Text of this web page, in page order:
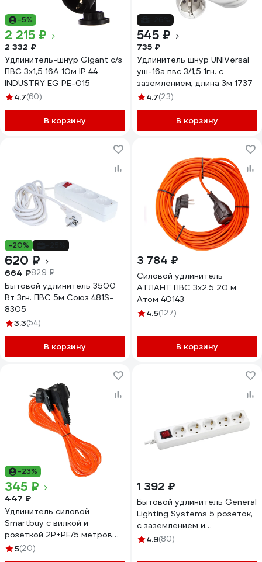
-5%
2 215 ₽
2 332 ₽
Удлинитель-шнур Gigant с/з
ПВС 3х1,5 16A 10м IP 44
INDUSTRY EG PE-015
4.7(60)
В корзину
545 ₽
735 ₽
Удлинитель шнур UNIVersal
уш-16а пвс 3/1,5 1гн. с
заземлением, длина 3м 1737
4.7(23)
В корзину
-20%
620 ₽
664 ₽829 ₽
Бытовой удлинитель 3500
Вт 3гн. ПВС 5м Союз 481S-
8305
3.3(54)
В корзину
3 784 ₽
Силовой удлинитель
АТЛАНТ ПВС 3x2.5 20 м
Атом 40143
4.5(127)
В корзину
-23%
345 ₽
447 ₽
Удлинитель силовой
Smartbuy с вилкой и
розеткой 2P+PE/5 метров
3x1,0мм2 10А/2,2кВт IP44
5(20)
1 392 ₽
Бытовой удлинитель General
Lighting Systems 5 розеток,
с заземлением и
выключателем, 5 метров,
4.9(80)